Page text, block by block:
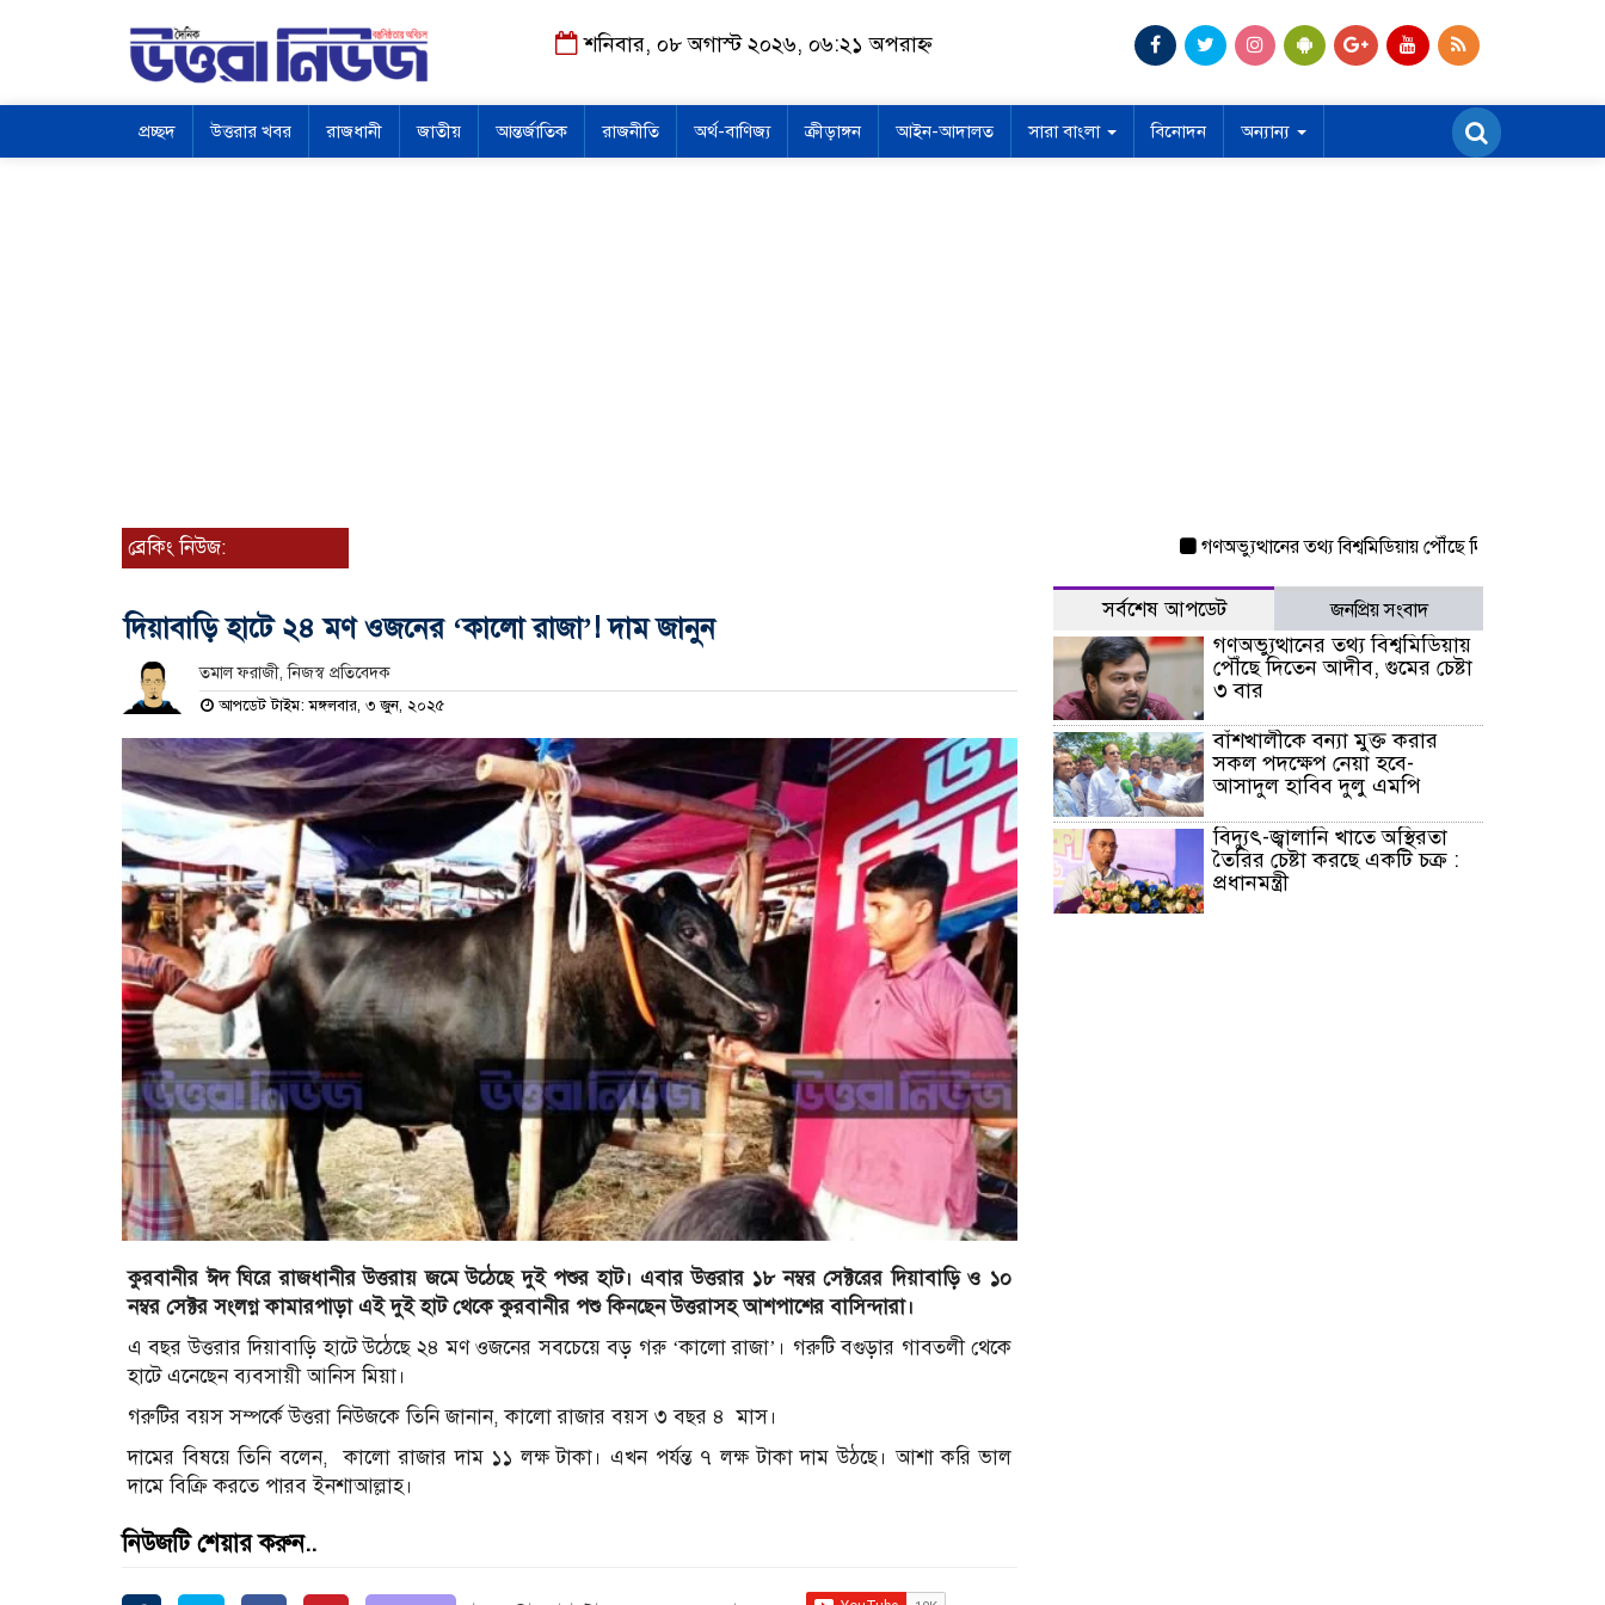
শনিবার, ০৮ অগাস্ট ২০২৬, ০৬:২১ অপরাহ্ন
প্রচ্ছদ উত্তরার খবর রাজধানী জাতীয় আন্তর্জাতিক রাজনীতি অর্থ-বাণিজ্য ক্রীড়াঙ্গন আইন-আদালত সারা বাংলা বিনোদন অন্যান্য
ব্রেকিং নিউজ: গণঅভ্যুত্থানের তথ্য বিশ্বমিডিয়ায় পৌঁছে দিতেন আদীব, গুমের
দিয়াবাড়ি হাটে ২৪ মণ ওজনের ‘কালো রাজা’! দাম জানুন
তমাল ফরাজী, নিজস্ব প্রতিবেদক
আপডেট টাইম: মঙ্গলবার, ৩ জুন, ২০২৫
কুরবানীর ঈদ ঘিরে রাজধানীর উত্তরায় জমে উঠেছে দুই পশুর হাট। এবার উত্তরার ১৮ নম্বর সেক্টরের দিয়াবাড়ি ও ১০
নম্বর সেক্টর সংলগ্ন কামারপাড়া এই দুই হাট থেকে কুরবানীর পশু কিনছেন উত্তরাসহ আশপাশের বাসিন্দারা।
এ বছর উত্তরার দিয়াবাড়ি হাটে উঠেছে ২৪ মণ ওজনের সবচেয়ে বড় গরু ‘কালো রাজা’। গরুটি বগুড়ার গাবতলী থেকে
হাটে এনেছেন ব্যবসায়ী আনিস মিয়া।
গরুটির বয়স সম্পর্কে উত্তরা নিউজকে তিনি জানান, কালো রাজার বয়স ৩ বছর ৪ মাস।
দামের বিষয়ে তিনি বলেন, কালো রাজার দাম ১১ লক্ষ টাকা। এখন পর্যন্ত ৭ লক্ষ টাকা দাম উঠছে। আশা করি ভাল
দামে বিক্রি করতে পারব ইনশাআল্লাহ।
নিউজটি শেয়ার করুন..
সর্বশেষ আপডেট জনপ্রিয় সংবাদ
গণঅভ্যুত্থানের তথ্য বিশ্বমিডিয়ায়
পৌঁছে দিতেন আদীব, গুমের চেষ্টা
৩ বার
বাঁশখালীকে বন্যা মুক্ত করার
সকল পদক্ষেপ নেয়া হবে-
আসাদুল হাবিব দুলু এমপি
বিদ্যুৎ-জ্বালানি খাতে অস্থিরতা
তৈরির চেষ্টা করছে একটি চক্র :
প্রধানমন্ত্রী